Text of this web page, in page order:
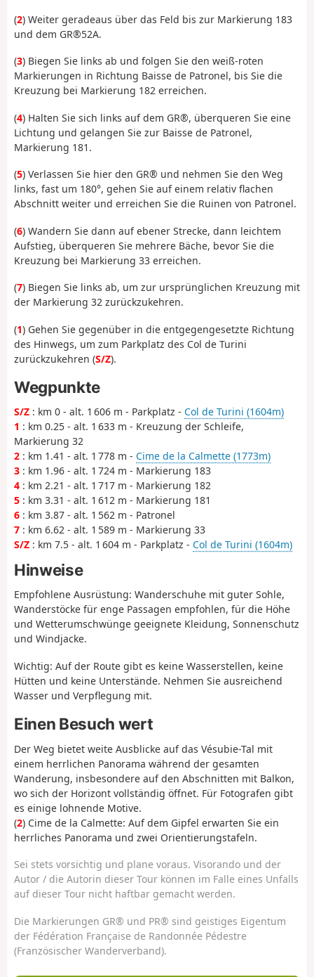
(2) Weiter geradeaus über das Feld bis zur Markierung 183
und dem GR®52A.
(3) Biegen Sie links ab und folgen Sie den weiß-roten
Markierungen in Richtung Baisse de Patronel, bis Sie die
Kreuzung bei Markierung 182 erreichen.
(4) Halten Sie sich links auf dem GR®, überqueren Sie eine
Lichtung und gelangen Sie zur Baisse de Patronel,
Markierung 181.
(5) Verlassen Sie hier den GR® und nehmen Sie den Weg
links, fast um 180°, gehen Sie auf einem relativ flachen
Abschnitt weiter und erreichen Sie die Ruinen von Patronel.
(6) Wandern Sie dann auf ebener Strecke, dann leichtem
Aufstieg, überqueren Sie mehrere Bäche, bevor Sie die
Kreuzung bei Markierung 33 erreichen.
(7) Biegen Sie links ab, um zur ursprünglichen Kreuzung mit
der Markierung 32 zurückzukehren.
(1) Gehen Sie gegenüber in die entgegengesetzte Richtung
des Hinwegs, um zum Parkplatz des Col de Turini
zurückzukehren (S/Z).
Wegpunkte
S/Z : km 0 - alt. 1 606 m - Parkplatz - Col de Turini (1604m)
1 : km 0.25 - alt. 1 633 m - Kreuzung der Schleife,
Markierung 32
2 : km 1.41 - alt. 1 778 m - Cime de la Calmette (1773m)
3 : km 1.96 - alt. 1 724 m - Markierung 183
4 : km 2.21 - alt. 1 717 m - Markierung 182
5 : km 3.31 - alt. 1 612 m - Markierung 181
6 : km 3.87 - alt. 1 562 m - Patronel
7 : km 6.62 - alt. 1 589 m - Markierung 33
S/Z : km 7.5 - alt. 1 604 m - Parkplatz - Col de Turini (1604m)
Hinweise
Empfohlene Ausrüstung: Wanderschuhe mit guter Sohle,
Wanderstöcke für enge Passagen empfohlen, für die Höhe
und Wetterumschwünge geeignete Kleidung, Sonnenschutz
und Windjacke.
Wichtig: Auf der Route gibt es keine Wasserstellen, keine
Hütten und keine Unterstände. Nehmen Sie ausreichend
Wasser und Verpflegung mit.
Einen Besuch wert
Der Weg bietet weite Ausblicke auf das Vésubie-Tal mit
einem herrlichen Panorama während der gesamten
Wanderung, insbesondere auf den Abschnitten mit Balkon,
wo sich der Horizont vollständig öffnet. Für Fotografen gibt
es einige lohnende Motive.
(2) Cime de la Calmette: Auf dem Gipfel erwarten Sie ein
herrliches Panorama und zwei Orientierungstafeln.
Sei stets vorsichtig und plane voraus. Visorando und der
Autor / die Autorin dieser Tour können im Falle eines Unfalls
auf dieser Tour nicht haftbar gemacht werden.
Die Markierungen GR® und PR® sind geistiges Eigentum
der Fédération Française de Randonnée Pédestre
(Französischer Wanderverband).